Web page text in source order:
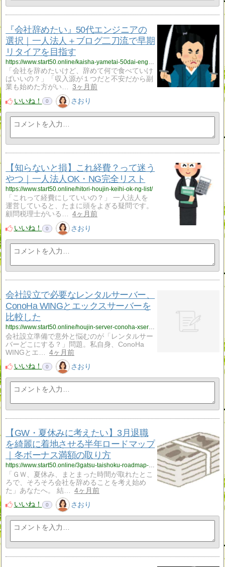
『会社辞めたい』50代エンジニアの
選択｜一人法人＋ブログ二刀流で早期
リタイアを目指す
https://www.start50.online/kaisha-yametai-50dai-engineer-nitouryu/
「会社を辞めたいけど、辞めて何で食べていけ
ばいいの？」「収入源が１つだと不安だから副
業も始めた方がい…
3ヶ月前
いいね！
0 さおり
【知らないと損】これ経費？って迷う
やつ｜一人法人OK・NG完全リスト
https://www.start50.online/hitori-houjin-keihi-ok-ng-list/
「これって経費にしていいの？」 一人法人を
運営していると、たまに頭をよぎる疑問です。
顧問税理士がいる…
4ヶ月前
いいね！
0 さおり
会社設立で必要なレンタルサーバー、
ConoHa WINGとエックスサーバーを
比較した
https://www.start50.online/houjin-server-conoha-xserver-hikaku/
会社設立準備で意外と悩むのが「レンタルサー
バーどこにする？」問題。私自身、ConoHa
WINGとエ…
4ヶ月前
いいね！
0 さおり
【GW・夏休みに考えたい】3月退職
を綺麗に着地させる半年ロードマップ
｜冬ボーナス満額の取り方
https://www.start50.online/3gatsu-taishoku-roadmap-natsu-bonus/
「ＧＷ、夏休み、まとまった時間が取れたとこ
ろで、そろそろ会社を辞めることを考え始め
た」あなたへ。 結…
4ヶ月前
いいね！
0 さおり